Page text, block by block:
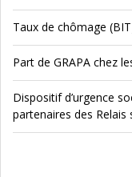
Taux de chômage
Part de GRAPA chez
Dispositif d’urgence
partenaires des Relais